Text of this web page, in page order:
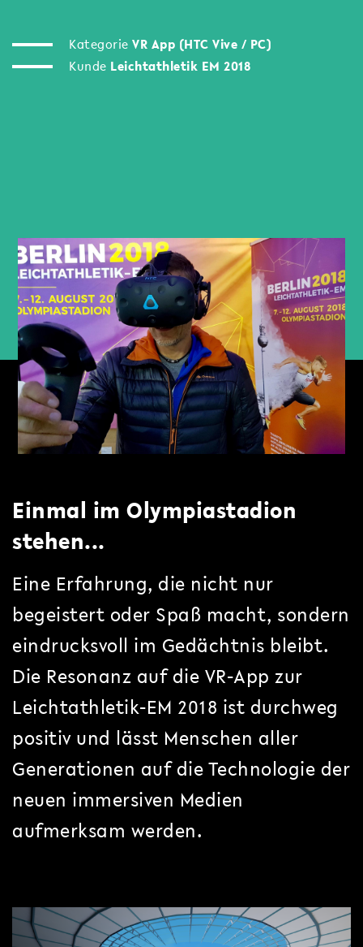
Kategorie VR App (HTC Vive / PC)
Kunde Leichtathletik EM 2018
Einmal im Olympiastadion
stehen...
Eine Erfahrung, die nicht nur
begeistert oder Spaß macht, sondern
eindrucksvoll im Gedächtnis bleibt.
Die Resonanz auf die VR-App zur
Leichtathletik-EM 2018 ist durchweg
positiv und lässt Menschen aller
Generationen auf die Technologie der
neuen immersiven Medien
aufmerksam werden.